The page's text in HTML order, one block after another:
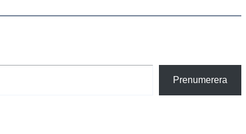
Prenumerera